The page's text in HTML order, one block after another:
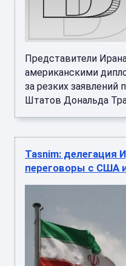
Представители
американскими
за резких заявлений
Штатов Дональда
Tasnim: делегация
переговоры с США